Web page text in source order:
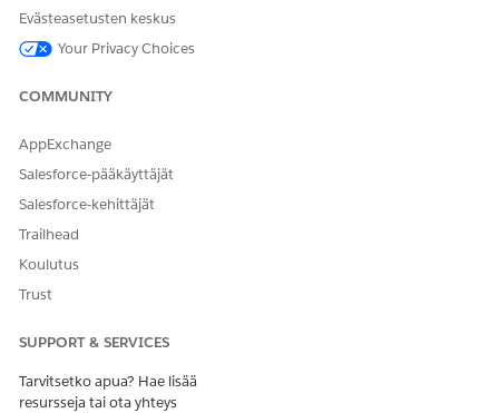
Valitse haulle
Käyttäjät
Käytettävissä olevat jäsenet -osiosta Valitut jäsenet -
Tallenna muutoksesi.
RATKAISIKO TÄMÄ ARTIKKELI ONGELMASI?
Evästeasetusten keskus
Your Privacy Choices
COMMUNITY
AppExchange
Salesforce-pääkäyttäjät
Salesforce-kehittäjät
Trailhead
Koulutus
Trust
SUPPORT & SERVICES
Tarvitsetko apua? Hae lisää
resursseja tai ota yhteys